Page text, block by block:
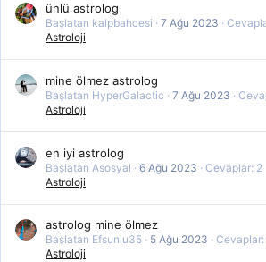
ünlü astrolog
Başlatan kalpbahcesi 7 Ağu 2023
Astroloji
mine ölmez astrolog
Başlatan HyperGalactic 7 Ağu 2023
Astroloji
en iyi astrolog
Başlatan Asosyal 6 Ağu 2023
Cevaplar: 2
Astroloji
astrolog mine ölmez
Başlatan Efsunlu35 5 Ağu 2023
Cevaplar:
Astroloji